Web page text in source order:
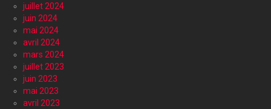
juillet 2024
juin 2024
mai 2024
avril 2024
mars 2024
juillet 2023
juin 2023
mai 2023
avril 2023